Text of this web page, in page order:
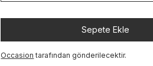
Sepete Ekle
Occasion tarafından gönderilecektir.